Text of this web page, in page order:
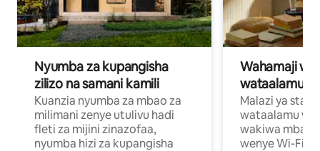
Nyumba za kupangisha
zilizo na samani kamili
Kuanzia nyumba za mbao za
milimani zenye utulivu hadi
fleti za mijini zinazofaa,
nyumba hizi za kupangisha
Wahamaji
wataalamu
Malazi ya
wataalamu
wakiwa mbali
wenye Wi-Fi